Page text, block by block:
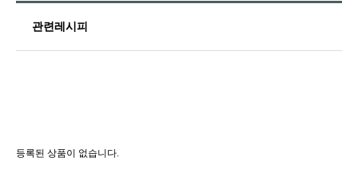
관련레시피
등록된 상품이 없습니다.